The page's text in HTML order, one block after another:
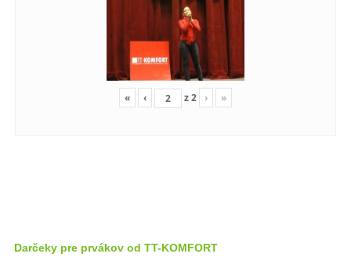
« ‹ z2 › »
Darčeky pre prvákov od TT-KOMFORT